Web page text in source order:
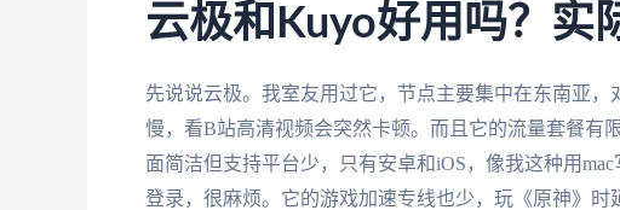
云极和Kuyo好用吗？实
先说说云极。我室友用过它，节点主要集中在东南亚
慢，看B站高清视频会突然卡顿。而且它的流量套餐有
面简洁但支持平台少，只有安卓和iOS，像我这种用
登录，很麻烦。它的游戏加速专线也少，玩《原神》时